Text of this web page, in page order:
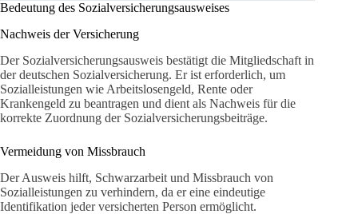
Bedeutung des Sozialversicherungsausweises
Nachweis der Versicherung
Der Sozialversicherungsausweis bestätigt die Mitgliedschaft in
der deutschen Sozialversicherung. Er ist erforderlich, um
Sozialleistungen wie Arbeitslosengeld, Rente oder
Krankengeld zu beantragen und dient als Nachweis für die
korrekte Zuordnung der Sozialversicherungsbeiträge.
Vermeidung von Missbrauch
Der Ausweis hilft, Schwarzarbeit und Missbrauch von
Sozialleistungen zu verhindern, da er eine eindeutige
Identifikation jeder versicherten Person ermöglicht.